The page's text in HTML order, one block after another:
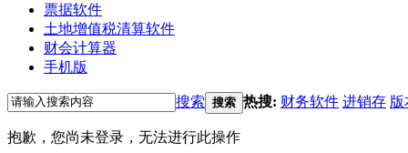
票据软件
土地增值税清算软件
财会计算器
手机版
搜索 搜索 热搜: 财务软件 进销存 版
抱歉，您尚未登录，无法进行此操作